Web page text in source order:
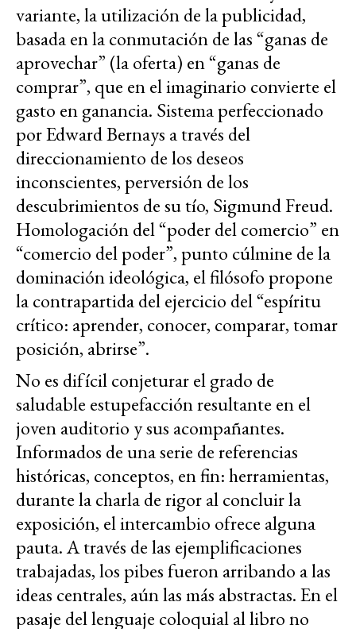
variante, la utilización de la publicidad,
basada en la conmutación de las “ganas de
aprovechar” (la oferta) en “ganas de
comprar”, que en el imaginario convierte el
gasto en ganancia. Sistema perfeccionado
por Edward Bernays a través del
direccionamiento de los deseos
inconscientes, perversión de los
descubrimientos de su tío, Sigmund Freud.
Homologación del “poder del comercio” en
“comercio del poder”, punto cúlmine de la
dominación ideológica, el filósofo propone
la contrapartida del ejercicio del “espíritu
crítico: aprender, conocer, comparar, tomar
posición, abrirse”.
No es difícil conjeturar el grado de
saludable estupefacción resultante en el
joven auditorio y sus acompañantes.
Informados de una serie de referencias
históricas, conceptos, en fin: herramientas,
durante la charla de rigor al concluir la
exposición, el intercambio ofrece alguna
pauta. A través de las ejemplificaciones
trabajadas, los pibes fueron arribando a las
ideas centrales, aún las más abstractas. En el
pasaje del lenguaje coloquial al libro no